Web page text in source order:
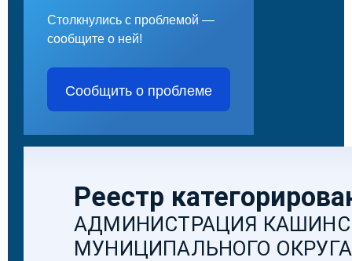
Столкнулись с проблемой —
сообщите о ней!
Сообщить о проблеме